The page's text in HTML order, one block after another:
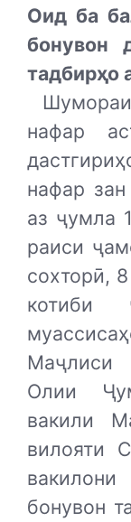
Оид ба
бонувон
тадбирҳо
нафар
нафар
аз ҷумла
раиси
сохторӣ,
котиби
Маҷлиси
Олии
вакили
вилояти
бонувон